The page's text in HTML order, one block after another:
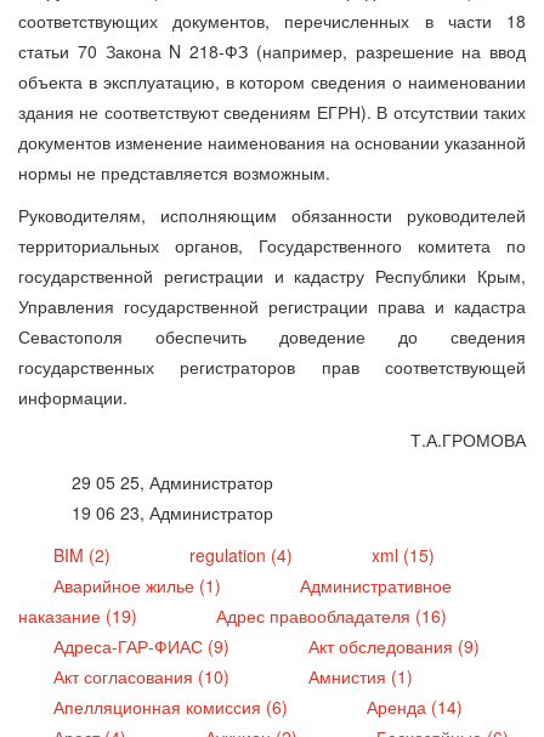
соответствующих документов, перечисленных в части 18
статьи 70 Закона N 218-ФЗ (например, разрешение на ввод
объекта в эксплуатацию, в котором сведения о наименовании
здания не соответствуют сведениям ЕГРН). В отсутствии таких
документов изменение наименования на основании указанной
нормы не представляется возможным.
Руководителям, исполняющим обязанности руководителей
территориальных органов, Государственного комитета по
государственной регистрации и кадастру Республики Крым,
Управления государственной регистрации права и кадастра
Севастополя обеспечить доведение до сведения
государственных регистраторов прав соответствующей
информации.
Т.А.ГРОМОВА
29 05 25, Администратор
19 06 23, Администратор
BIM (2)
regulation (4)
xml (15)
Аварийное жилье (1)
Административное
наказание (19)
Адрес правообладателя (16)
Адреса-ГАР-ФИАС (9)
Акт обследования (9)
Акт согласования (10)
Амнистия (1)
Апелляционная комиссия (6)
Аренда (14)